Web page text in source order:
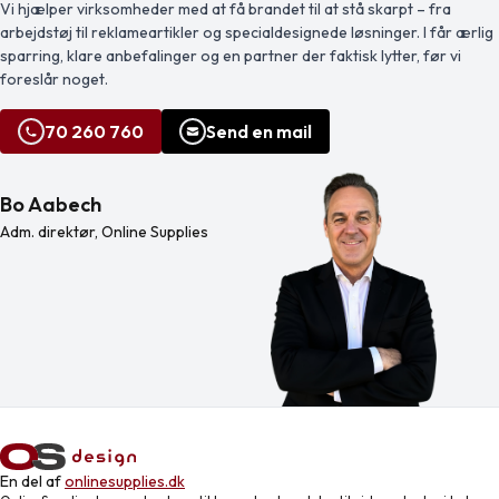
hihataskun ansiosta […]
Kaksipuolinen rakenne antaa
hupparille kes […]
Vi hjælper virksomheder med at få brandet til at stå skarpt – fra
arbejdstøj til reklameartikler og specialdesignede løsninger. I får ærlig
sparring, klare anbefalinger og en partner der faktisk lytter, før vi
foreslår noget.
70 260 760 Send en mail
Bo Aabech
Adm. direktør, Online Supplies
En del afonlinesupplies.dk